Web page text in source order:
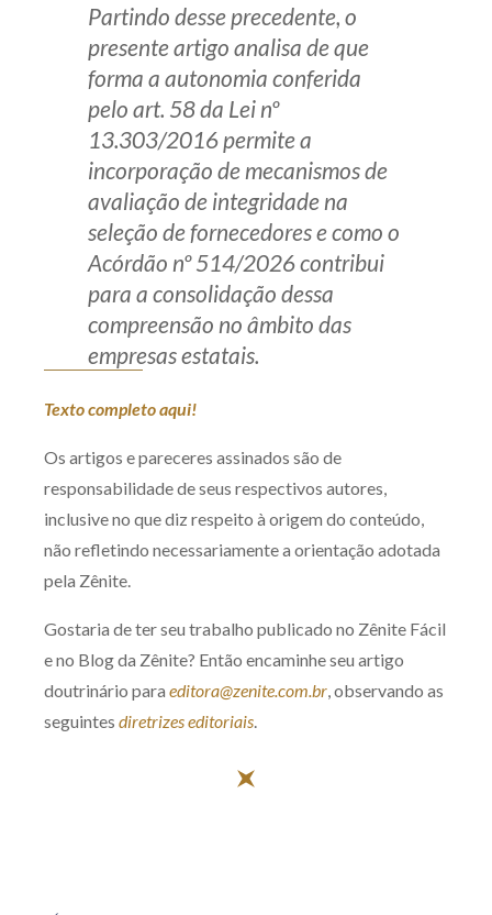
Partindo desse precedente, o
presente artigo analisa de que
forma a autonomia conferida
pelo art. 58 da Lei nº
13.303/2016 permite a
incorporação de mecanismos de
avaliação de integridade na
seleção de fornecedores e como o
Acórdão nº 514/2026 contribui
para a consolidação dessa
compreensão no âmbito das
empresas estatais.
Texto completo aqui!
Os artigos e pareceres assinados são de
responsabilidade de seus respectivos autores,
inclusive no que diz respeito à origem do conteúdo,
não refletindo necessariamente a orientação adotada
pela Zênite.
Gostaria de ter seu trabalho publicado no Zênite Fácil
e no Blog da Zênite? Então encaminhe seu artigo
doutrinário para editora@zenite.com.br , observando as
seguintes diretrizes editoriais